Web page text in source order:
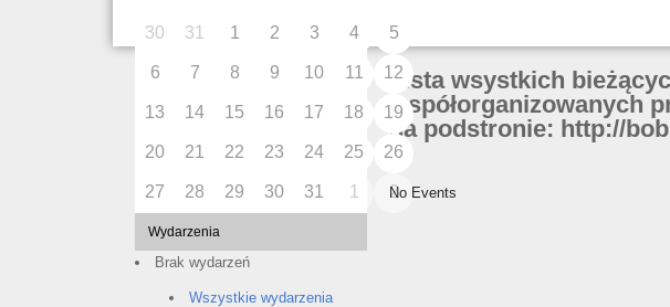
30 31 1 2 3 4 5
6 7 8 9 10 11 12
13 14 15 16 17 18 19
20 21 22 23 24 25 26
27 28 29 30 31 1 2
Wydarzenia
Brak wydarzeń
Wszystkie wydarzenia
Lista wsystkich
współorganizowanych
na podstronie: http://
No Events